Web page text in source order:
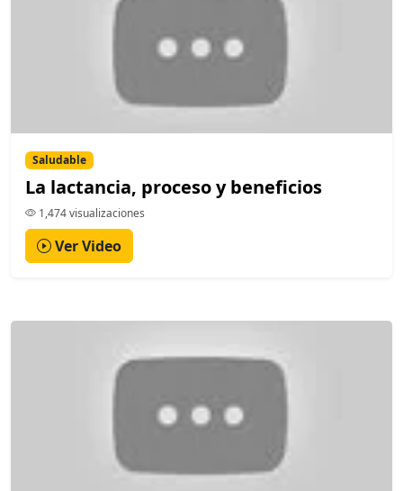
Saludable
La lactancia, proceso y beneficios
1,474 visualizaciones
Ver Video